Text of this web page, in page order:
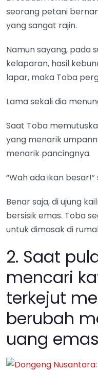
seorang petani
yang sangat rajin.
Namun sayang, pada
kelaparan, hasil
lapar, maka Toba
Lama sekali dia
Saat Toba
yang menarik
menarik pancingnya.
“Wah ada ikan besar!”
Benar saja, di ujung
bersisik emas. Toba
untuk dimasak di
2. Saat
mencari
terkejut
berubah
uang emas